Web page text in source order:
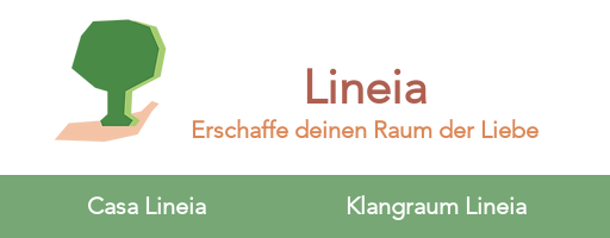
Lineia
Erschaffe deinen Raum der Liebe
Casa Lineia Klangraum Lineia